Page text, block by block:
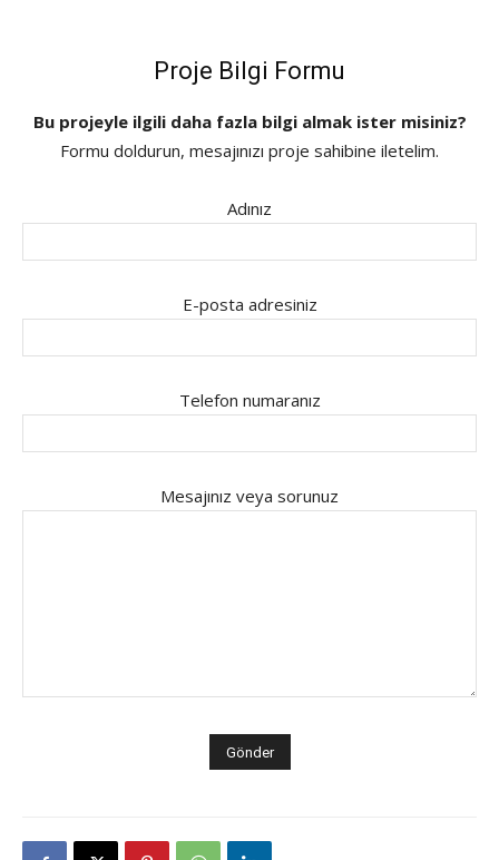
Proje Bilgi Formu
Bu projeyle ilgili daha fazla bilgi almak ister misiniz?
Formu doldurun, mesajınızı proje sahibine iletelim.
Adınız
E-posta adresiniz
Telefon numaranız
Mesajınız veya sorunuz